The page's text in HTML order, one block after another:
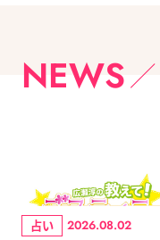
NEWS
占い 2026.08.02